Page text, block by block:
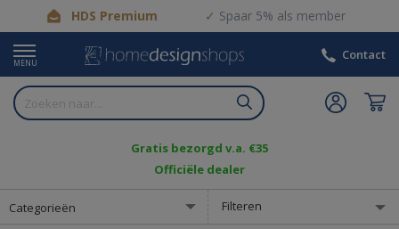
HDS Premium Spaar 5% als member
MENU
Contact
Gratis bezorgd v.a. €35
Officiële dealer
Categorieën Filteren